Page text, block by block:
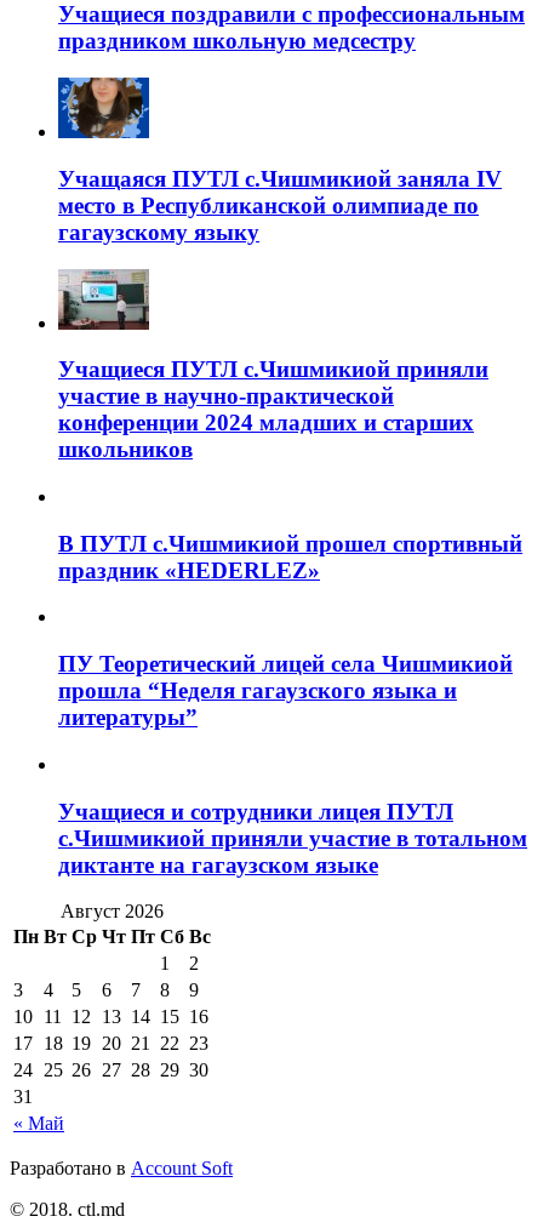
Учащиеся поздравили с профессиональным
праздником школьную медсестру
Учащаяся ПУТЛ с.Чишмикиой заняла IV
место в Республиканской олимпиаде по
гагаузскому языку
Учащиеся ПУТЛ с.Чишмикиой приняли
участие в научно-практической
конференции 2024 младших и старших
школьников
В ПУТЛ с.Чишмикиой прошел спортивный
праздник «HEDERLEZ»
ПУ Теоретический лицей села Чишмикиой
прошла “Неделя гагаузского языка и
литературы”
Учащиеся и сотрудники лицея ПУТЛ
с.Чишмикиой приняли участие в тотальном
диктанте на гагаузском языке
Август 2026
Пн Вт Ср Чт Пт Сб Вс
« Май
1
2
3
4 5 6 7 8
9
10 11 12 13 14 15 16
17 18 19 20 21 22 23
24 25 26 27 28 29 30
31
Разработано в Account Soft
© 2018. ctl.md